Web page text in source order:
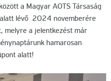
a Magyar AOTS Társaság
alatt lévő 2024 novemberére
melyre a jelentkezést már
hamarosan
alatt!